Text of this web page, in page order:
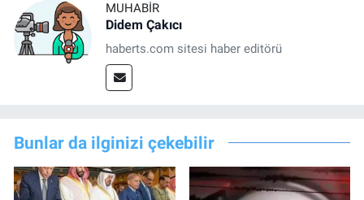
MUHABIR
Didem Çakıcı
haberts.com sitesi haber editörü
Bunlar da ilginizi çekebilir